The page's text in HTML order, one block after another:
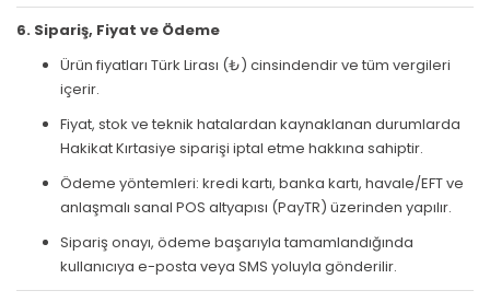
6. Sipariş, Fiyat ve Ödeme
Ürün fiyatları Türk Lirası (₺) cinsindendir ve tüm vergileri
içerir.
Fiyat, stok ve teknik hatalardan kaynaklanan durumlarda
Hakikat Kırtasiye siparişi iptal etme hakkına sahiptir.
Ödeme yöntemleri: kredi kartı, banka kartı, havale/EFT ve
anlaşmalı sanal POS altyapısı (PayTR) üzerinden yapılır.
Sipariş onayı, ödeme başarıyla tamamlandığında
kullanıcıya e-posta veya SMS yoluyla gönderilir.